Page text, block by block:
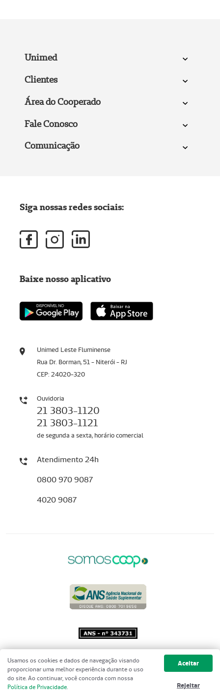
Unimed
Clientes
Área do Cooperado
Fale Conosco
Comunicação
Unimed Leste Fluminense
Rua Dr. Borman, 51 - Niterói - RJ
CEP: 24020-320
Ouvidoria
21 3803-1120
21 3803-1121
de segunda a sexta, horário comercial
Atendimento 24h
0800 970 9087
4020 9087
Siga nossas redes sociais:
Baixe nosso aplicativo
Copyright 2001 - 2026 Unimed do
Brasil - Todos os direitos reservados
Usamos os cookies e dados de navegação visando
proporcionar uma melhor experiência durante o uso
do site. Ao continuar, você concorda com nossa
Política de Privacidade.
Aceitar
Rejeitar